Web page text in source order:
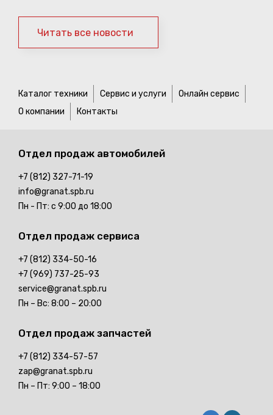
Читать все новости
Каталог техники Сервис и услуги
Онлайн сервис
О компании
Контакты
Отдел продаж автомобилей
+7 (812) 327-71-19
info@granat.spb.ru
Пн - Пт: с 9:00 до 18:00
Отдел продаж сервиса
+7 (812) 334-50-16
+7 (969) 737-25-93
service@granat.spb.ru
Пн – Вс: 8:00 – 20:00
Отдел продаж запчастей
+7 (812) 334-57-57
zap@granat.spb.ru
Пн – Пт: 9:00 – 18:00